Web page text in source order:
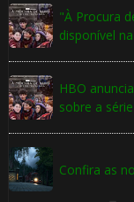
"À Procura
disponível
HBO
sobre a
Confira as